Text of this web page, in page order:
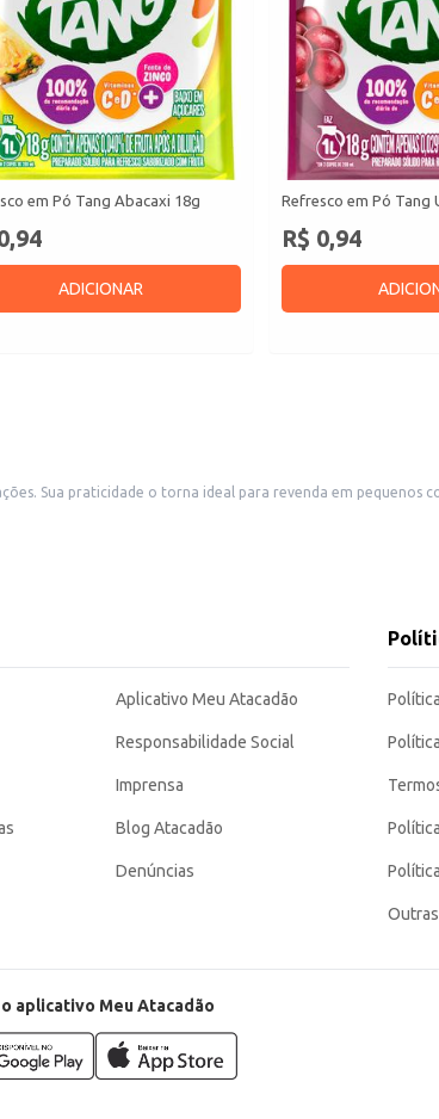
em Pó Tang Abacaxi 18g
ADICIONAR
Refresco em Pó Tang
R$ 0,94
demanda
e refrescante. Sua praticidade e sabor agradável o
Aplicativo Meu Atacadão
Responsabilidade Social
Imprensa
Blog Atacadão
Denúncias
aplicativo Meu Atacadão